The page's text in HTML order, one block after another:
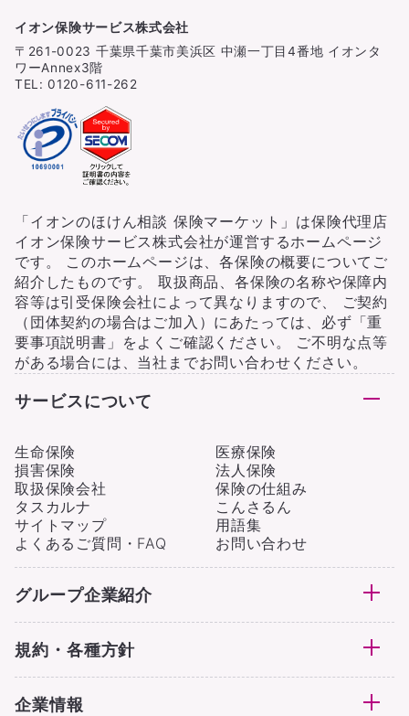
イオン保険サービス株式会社
〒261-0023 千葉県千葉市美浜区 中瀬一丁目4番地 イオンタ
ワーAnnex3階
TEL: 0120-611-262
「イオンのほけん相談 保険マーケット」は保険代理店
イオン保険サービス株式会社が運営するホームページ
です。 このホームページは、各保険の概要についてご
紹介したものです。 取扱商品、各保険の名称や保障内
容等は引受保険会社によって異なりますので、 ご契約
（団体契約の場合はご加入）にあたっては、必ず「重
要事項説明書」をよくご確認ください。 ご不明な点等
がある場合には、当社までお問い合わせください。
サービスについて
生命保険
医療保険
損害保険
法人保険
取扱保険会社
保険の仕組み
タスカルナ
こんさるん
サイトマップ
用語集
よくあるご質問・FAQ
お問い合わせ
グループ企業紹介
規約・各種方針
企業情報